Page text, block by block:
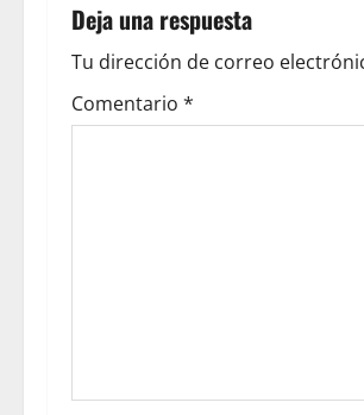
Deja una respuesta
Tu dirección de correo
Comentario *